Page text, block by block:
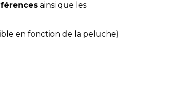
ainsi que les
en fonction de la peluche)